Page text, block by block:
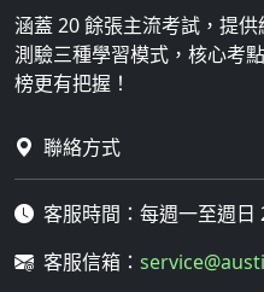
涵蓋 20 餘張主流考試，提
測驗三種學習模式，核心考
榜更有把握！
聯絡方式
客服時間：每週一至週日
客服信箱：